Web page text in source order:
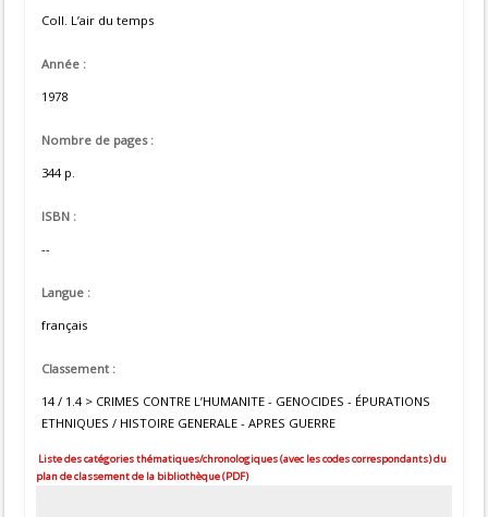
Coll. L’air du temps
Année :
1978
Nombre de pages :
344 p.
ISBN :
--
Langue :
français
Classement :
14 / 1.4 > CRIMES CONTRE L’HUMANITE - GENOCIDES - ÉPURATIONS
ETHNIQUES / HISTOIRE GENERALE - APRES GUERRE
Liste des catégories thématiques/chronologiques (avec les codes correspondants) du
plan de classement de la bibliothèque (PDF)